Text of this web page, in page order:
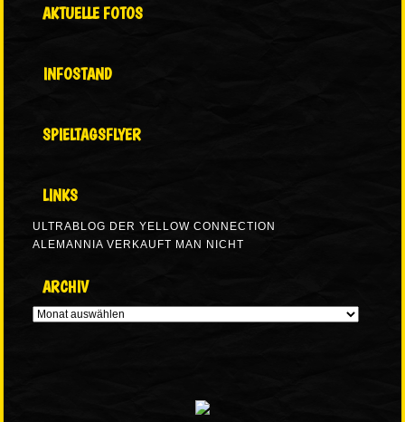
AKTUELLE FOTOS
INFOSTAND
SPIELTAGSFLYER
LINKS
ULTRABLOG DER YELLOW CONNECTION
ALEMANNIA VERKAUFT MAN NICHT
ARCHIV
ARCHIV